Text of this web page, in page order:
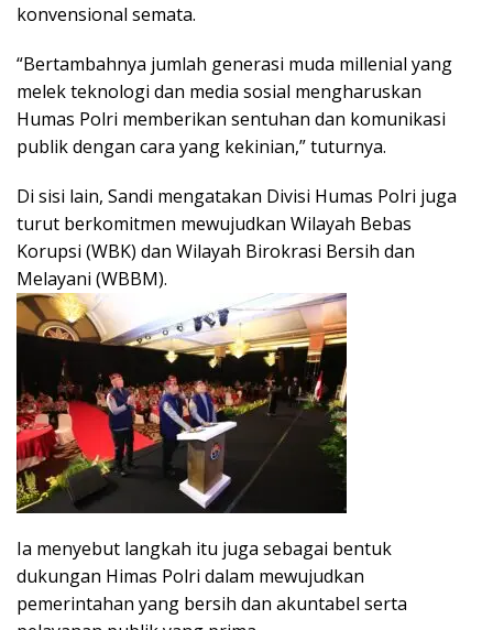
konvensional semata.
“Bertambahnya jumlah generasi muda millenial yang
melek teknologi dan media sosial mengharuskan
Humas Polri memberikan sentuhan dan komunikasi
publik dengan cara yang kekinian,” tuturnya.
Di sisi lain, Sandi mengatakan Divisi Humas Polri juga
turut berkomitmen mewujudkan Wilayah Bebas
Korupsi (WBK) dan Wilayah Birokrasi Bersih dan
Melayani (WBBM).
Ia menyebut langkah itu juga sebagai bentuk
dukungan Himas Polri dalam mewujudkan
pemerintahan yang bersih dan akuntabel serta